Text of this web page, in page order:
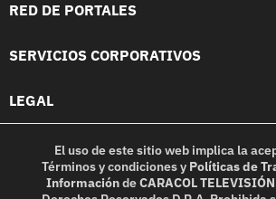
RED DE PORTALES
SERVICIOS CORPORATIVOS
LEGAL
El uso de este sitio web implica la
Términos y condicionesy Políticas de
InformacióndeCARACOL